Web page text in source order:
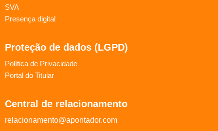
SVA
Presença digital
Proteção de dados (LGPD)
Política de Privacidade
Portal do Titular
Central de relacionamento
relacionamento@apontador.com